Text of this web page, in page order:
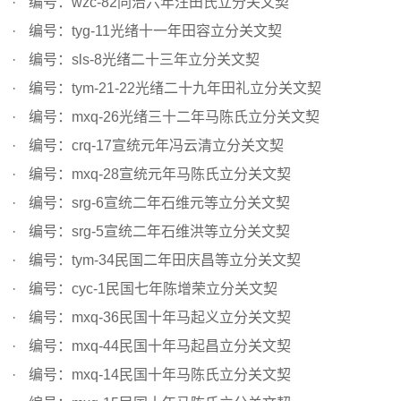
编号：tyg-11光绪十一年田容立分关文契
编号：sls-8光绪二十三年立分关文契
编号：tym-21-22光绪二十九年田礼立分关文契
编号：mxq-26光绪三十二年马陈氏立分关文契
编号：crq-17宣统元年冯云清立分关文契
编号：mxq-28宣统元年马陈氏立分关文契
编号：srg-6宣统二年石维元等立分关文契
编号：srg-5宣统二年石维洪等立分关文契
编号：tym-34民国二年田庆昌等立分关文契
编号：cyc-1民国七年陈增荣立分关文契
编号：mxq-36民国十年马起义立分关文契
编号：mxq-44民国十年马起昌立分关文契
编号：mxq-14民国十年马陈氏立分关文契